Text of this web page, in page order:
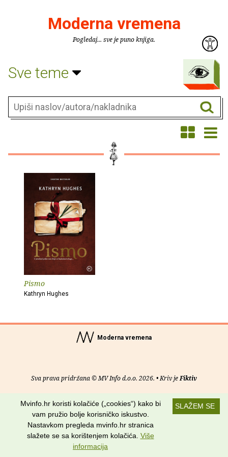
Moderna vremena
Pogledaj... sve je puno knjiga.
Sve teme
Pismo
Kathryn Hughes
Moderna vremena
Sva prava pridržana © MV Info d.o.o. 2026. • Kriv jeFiktiv
RSS kanali
Potraži nas na:
SLAŽEM SE
Mvinfo.hr koristi kolačiće („cookies“) kako bi
vam pružio bolje korisničko iskustvo.
Nastavkom pregleda mvinfo.hr stranica
slažete se sa korištenjem kolačića. Više
informacija